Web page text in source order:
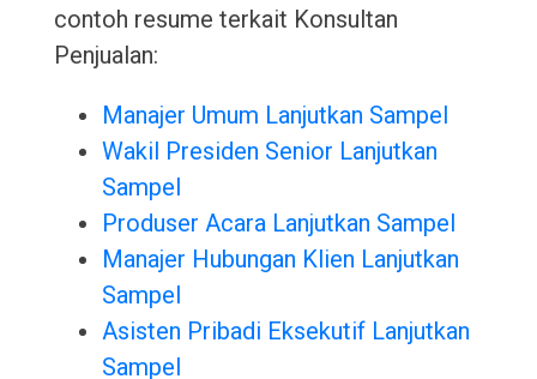
contoh resume terkait Konsultan
Penjualan:
Manajer Umum Lanjutkan Sampel
Wakil Presiden Senior Lanjutkan
Sampel
Produser Acara Lanjutkan Sampel
Manajer Hubungan Klien Lanjutkan
Sampel
Asisten Pribadi Eksekutif Lanjutkan
Sampel